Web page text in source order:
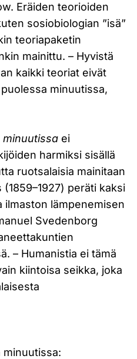
Eräiden teorioiden
sosiobiologian ”isä”
teoriapaketin
mainittu. – Hyvistä
kaikki teoriat eivät
minuutissa,
minuutissa ei
harmiksi sisällä
ruotsalaisia mainitaan
peräti kaksi
ilmaston lämpenemisen
Svedenborg
– Humanistia ei tämä
kiintoisa seikka, joka